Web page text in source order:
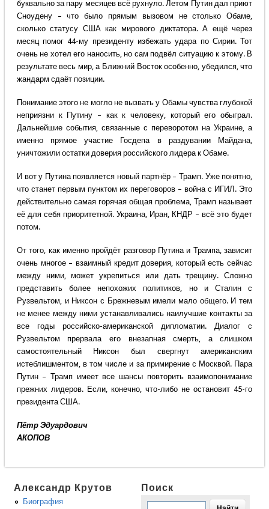
буквально за пару месяцев всё рухнуло. Летом Путин дал приют
Сноудену – что было прямым вызовом не столько Обаме,
сколько статусу США как мирового диктатора. А ещё через
месяц помог 44-му президенту избежать удара по Сирии. Тот
очень не хотел его наносить, но сам подвёл ситуацию к этому. В
результате весь мир, а Ближний Восток особенно, убедился, что
жандарм сдаёт позиции.
Понимание этого не могло не вызвать у Обамы чувства глубокой
неприязни к Путину – как к человеку, который его обыграл.
Дальнейшие события, связанные с переворотом на Украине, а
именно прямое участие Госдепа в раздувании Майдана,
уничтожили остатки доверия российского лидера к Обаме.
И вот у Путина появляется новый партнёр – Трамп. Уже понятно,
что станет первым пунктом их переговоров – война с ИГИЛ. Это
действительно самая горячая общая проблема, Трамп называет
её для себя приоритетной. Украина, Иран, КНДР – всё это будет
потом.
От того, как именно пройдёт разговор Путина и Трампа, зависит
очень многое – взаимный кредит доверия, который есть сейчас
между ними, может укрепиться или дать трещину. Сложно
представить более непохожих политиков, но и Сталин с
Рузвельтом, и Никсон с Брежневым имели мало общего. И тем
не менее между ними устанавливались наилучшие контакты за
все годы российско-американской дипломатии. Диалог с
Рузвельтом прервала его внезапная смерть, а слишком
самостоятельный Никсон был свергнут американским
истеблишментом, в том числе и за примирение с Москвой. Пара
Путин – Трамп имеет все шансы повторить взаимопонимание
прежних лидеров. Если, конечно, что-либо не остановит 45-го
президента США.
Пётр Эдуардович
АКОПОВ
Александр Крутов
Биография
Поиск